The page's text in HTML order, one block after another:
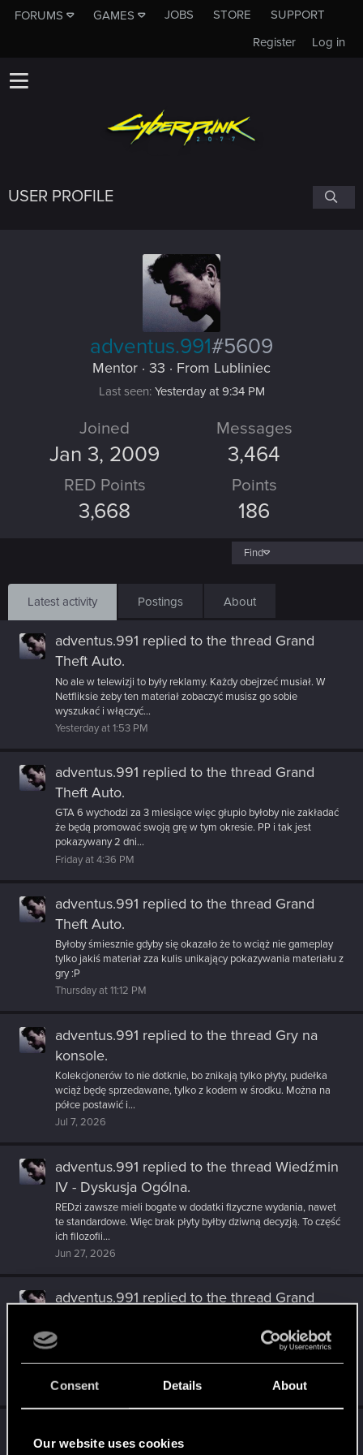
Consent Details About
Our website uses cookies
FORUMS GAMES JOBS STORE
SUPPORT
Log in
Register
USER PROFILE
adventus.991#5609
Mentor · 33 · From Lubliniec
Last seen Yesterday at 9:34 PM
Joined
Jan 3, 2009
Messages
3,464
RED Points
3,668
Points
186
Find
Latest activity Postings About
adventus.991 replied to the thread Grand
Theft Auto.
No ale w telewizji to były reklamy. Każdy obejrzeć musiał. W
Netfliksie żeby ten materiał zobaczyć musisz go sobie
wyszukać i włączyć...
Yesterday at 1:53 PM
adventus.991 replied to the thread Grand
Theft Auto.
GTA 6 wychodzi za 3 miesiące więc głupio byłoby nie zakładać
że będą promować swoją grę w tym okresie. PP i tak jest
pokazywany 2 dni...
Friday at 4:36 PM
adventus.991 replied to the thread Grand
Theft Auto.
Byłoby śmiesznie gdyby się okazało że to wciąż nie gameplay
tylko jakiś materiał zza kulis unikający pokazywania materiału z
gry :P
Thursday at 11:12 PM
adventus.991 replied to the thread Gry na
konsole.
Kolekcjonerów to nie dotknie, bo znikają tylko płyty, pudełka
wciąż będę sprzedawane, tylko z kodem w środku. Można na
półce postawić i...
Jul 7, 2026
adventus.991 replied to the thread Wiedźmin
IV - Dyskusja Ogólna.
REDzi zawsze mieli bogate w dodatki fizyczne wydania, nawet
te standardowe. Więc brak płyty byłby dziwną decyzją. To część
ich filozofii...
Jun 27, 2026
adventus.991 replied to the thread Grand
Od dłuższego czasu dziwił mnie marketing nowego GTA, a
raczej jego brak. No bo niby gra wychodzi za pół roku, a od
więcej niż roku...
Jun 25, 2026
filmówka.